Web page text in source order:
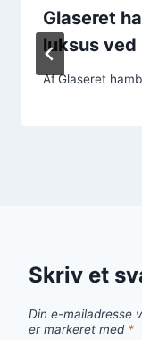
Glaseret
luksus ved
AfGlaseret
Skriv et
Din e-mailadresse
er markeret med *